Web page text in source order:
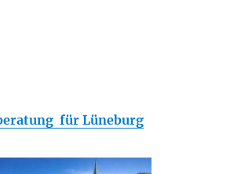
für Lüneburg